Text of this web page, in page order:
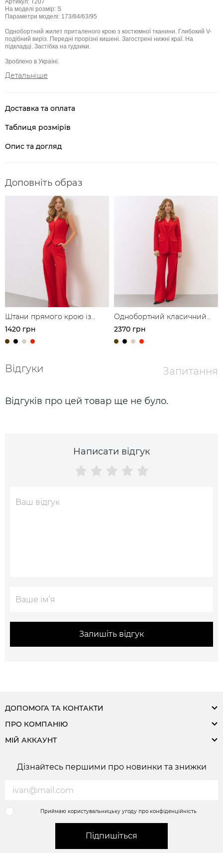
Артикул: Т207
На моделі розмір: S
Параметри моделі: 173/84/63/95
Однобортний жилет приталеного крою з костюмної тканини. Глибокий V-
подібний виріз. Передні прорізні кишені. Загострені нижні краї. На
підкладці. Застібка на гудзики.
Зроблено в Україні.
Детальніше
Доставка та оплата
Таблиця розмірів
Опис та догляд
Доповніть образ
Штани прямого крою із
защипами
1420 грн
Однобортний класичний
піджак
2370 грн
Відгуки Запитання
Відгуків про цей товар ще не було.
Написати відгук
Залишіть відгук
ДОПОМОГА ТА КОНТАКТИ
ПРО КОМПАНІЮ
МІЙ АККАУНТ
Дізнайтесь першими про новинки та знижки
Приймаю користувальницьку угоду про конфіденційність
Підпишіться